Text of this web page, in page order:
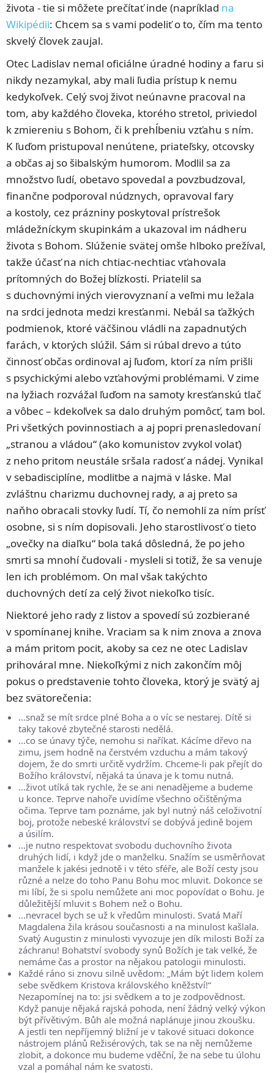
života - tie si môžete prečítať inde (napríklad na
Wikipédii: Chcem sa s vami podeliť o to, čím ma tento
skvelý človek zaujal.
Otec Ladislav nemal oficiálne úradné hodiny a faru si
nikdy nezamykal, aby mali ľudia prístup k nemu
kedykoľvek. Celý svoj život neúnavne pracoval na
tom, aby každého človeka, ktorého stretol, priviedol
k zmiereniu s Bohom, či k prehĺbeniu vzťahu s ním.
K ľuďom pristupoval nenútene, priateľsky, otcovsky
a občas aj so šibalským humorom. Modlil sa za
množstvo ľudí, obetavo spovedal a povzbudzoval,
finančne podporoval núdznych, opravoval fary
a kostoly, cez prázniny poskytoval prístrešok
mládežníckym skupinkám a ukazoval im nádheru
života s Bohom. Slúženie svätej omše hlboko prežíval,
takže účasť na nich chtiac-nechtiac vťahovala
prítomných do Božej blízkosti. Priatelil sa
s duchovnými iných vierovyznaní a veľmi mu ležala
na srdci jednota medzi kresťanmi. Nebál sa ťažkých
podmienok, ktoré väčšinou vládli na zapadnutých
farách, v ktorých slúžil. Sám si rúbal drevo a túto
činnosť občas ordinoval aj ľuďom, ktorí za ním prišli
s psychickými alebo vzťahovými problémami. V zime
na lyžiach rozvážal ľuďom na samoty kresťanskú tlač
a vôbec – kdekoľvek sa dalo druhým pomôcť, tam bol.
Pri všetkých povinnostiach a aj popri prenasledovaní
„stranou a vládou“ (ako komunistov zvykol volať)
z neho pritom neustále sršala radosť a nádej. Vynikal
v sebadisciplíne, modlitbe a najmä v láske. Mal
zvláštnu charizmu duchovnej rady, a aj preto sa
naňho obracali stovky ľudí. Tí, čo nemohli za ním prísť
osobne, si s ním dopisovali. Jeho starostlivosť o tieto
„ovečky na diaľku“ bola taká dôsledná, že po jeho
smrti sa mnohí čudovali - mysleli si totiž, že sa venuje
len ich problémom. On mal však takýchto
duchovných detí za celý život niekoľko tisíc.
Niektoré jeho rady z listov a spovedí sú zozbierané
v spomínanej knihe. Vraciam sa k nim znova a znova
a mám pritom pocit, akoby sa cez ne otec Ladislav
prihováral mne. Niekoľkými z nich zakončím môj
pokus o predstavenie tohto človeka, ktorý je svätý aj
bez svätorečenia:
...snaž se mít srdce plné Boha a o víc se nestarej. Dítě si
taky takové zbytečné starosti nedělá.
...co se únavy týče, nemohu si naříkat. Kácíme dřevo na
zimu, jsem hodně na čerstvém vzduchu a mám takový
dojem, že do smrti určitě vydržím. Chceme-li pak přejít do
Božího království, nějaká ta únava je k tomu nutná.
...život utíká tak rychle, že se ani nenadějeme a budeme
u konce. Teprve nahoře uvidíme všechno očištěnýma
očima. Teprve tam poznáme, jak byl nutný náš celoživotní
boj, protože nebeské království se dobývá jedině bojem
a úsilím.
...je nutno respektovat svobodu duchovního života
druhých lidí, i když jde o manželku. Snažím se usměrňovat
manžele k jakési jednotě i v této sféře, ale Boží cesty jsou
různé a nelze do toho Panu Bohu moc mluvit. Dokonce se
mi líbí, že si spolu nemůžete ani moc popovídat o Bohu. Je
důležitější mluvit s Bohem než o Bohu.
...nevracel bych se už k vředům minulosti. Svatá Maří
Magdalena žila krásou současnosti a na minulost kašlala.
Svatý Augustin z minulosti vyvozuje jen dík milosti Boží za
záchranu! Bohatství svobody synů Božích je tak velké, že
nemáme čas a prostor na nějakou patologii minulosti.
Každé ráno si znovu silně uvědom: „Mám být lidem kolem
sebe svědkem Kristova královského kněžství!“
Nezapomínej na to: jsi svědkem a to je zodpovědnost.
Když panuje nějaká rajská pohoda, není žádný velký výkon
být přívětivým. Bůh ale možná naplánuje jinou zkoušku.
A jestli ten nepříjemný bližní je v takové situaci dokonce
nástrojem plánů Režisérových, tak se na něj nemůžeme
zlobit, a dokonce mu budeme vděční, že na sebe tu úlohu
vzal a pomáhal nám ke svatosti.